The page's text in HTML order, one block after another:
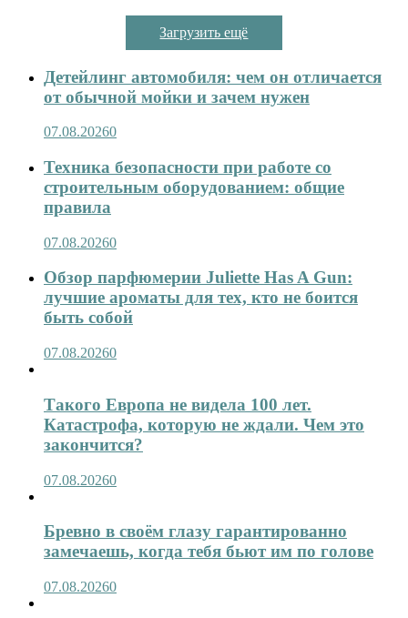
Загрузить ещё
Детейлинг автомобиля: чем он отличается
от обычной мойки и зачем нужен
07.08.20260
Техника безопасности при работе со
строительным оборудованием: общие
правила
07.08.20260
Обзор парфюмерии Juliette Has A Gun:
лучшие ароматы для тех, кто не боится
быть собой
07.08.20260
Такого Европа не видела 100 лет.
Катастрофа, которую не ждали. Чем это
закончится?
07.08.20260
Бревно в своём глазу гарантированно
замечаешь, когда тебя бьют им по голове
07.08.20260